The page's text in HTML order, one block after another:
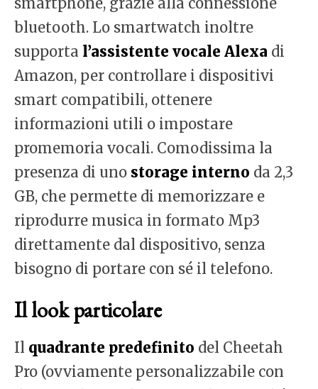
bluetooth. Lo smartwatch inoltre
supporta l’assistente vocale Alexa di
Amazon, per controllare i dispositivi
smart compatibili, ottenere
informazioni utili o impostare
promemoria vocali. Comodissima la
presenza di uno storage interno da 2,3
GB, che permette di memorizzare e
riprodurre musica in formato Mp3
direttamente dal dispositivo, senza
bisogno di portare con sé il telefono.
Il look particolare
Il quadrante predefinito del Cheetah
Pro (ovviamente personalizzabile con